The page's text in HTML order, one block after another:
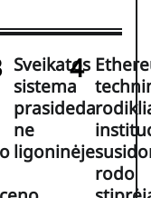
Sveikatos
sistema
prasideda
ne
ligoninėje
rodo